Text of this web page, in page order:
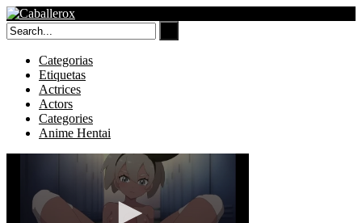
Skip
to
content
Categorias
Etiquetas
Actrices
Actors
Categories
Anime Hentai